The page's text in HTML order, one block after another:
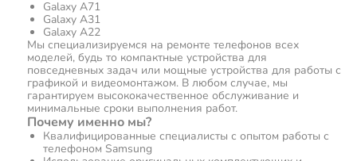
Galaxy A71
Galaxy A31
Galaxy A22
Мы специализируемся на ремонте телефонов всех
моделей, будь то компактные устройства для
повседневных задач или мощные устройства для работы с
графикой и видеомонтажом. В любом случае, мы
гарантируем высококачественное обслуживание и
минимальные сроки выполнения работ.
Почему именно мы?
Квалифицированные специалисты с опытом работы с
телефоном Samsung